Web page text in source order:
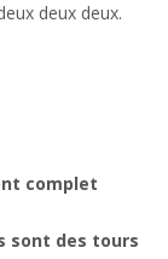
deux deux.
complet
sont des tours